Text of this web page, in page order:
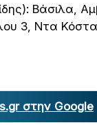
Βάσιλα,
3, Ντα
στην Google